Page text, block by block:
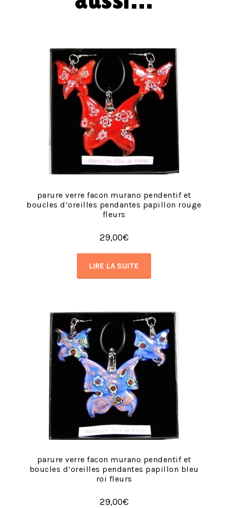
parure verre facon murano pendentif et
boucles d’oreilles pendantes papillon rouge
fleurs
29,00€
LIRE LA SUITE
parure verre facon murano pendentif et
boucles d’oreilles pendantes papillon bleu
roi fleurs
29,00€